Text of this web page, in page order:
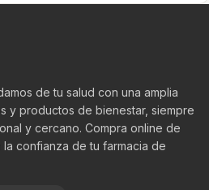
de tu salud con una amplia
y productos de bienestar, siempre
y cercano. Compra online de
confianza de tu farmacia de